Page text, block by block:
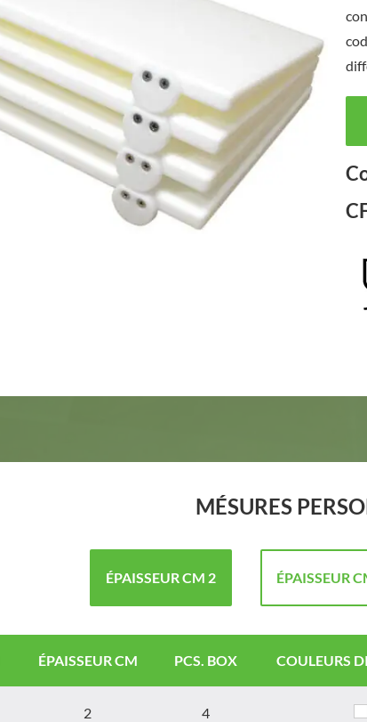
MÉSURES
ÉPAISSEUR CM 2 ÉPAISSEUR
ÉPAISSEUR CM PCS. BOX COULEURS
2 4